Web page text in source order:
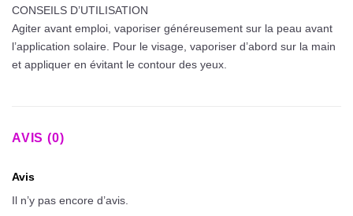
CONSEILS D’UTILISATION
Agiter avant emploi, vaporiser généreusement sur la peau avant
l’application solaire. Pour le visage, vaporiser d’abord sur la main
et appliquer en évitant le contour des yeux.
AVIS (0)
Avis
Il n’y pas encore d’avis.